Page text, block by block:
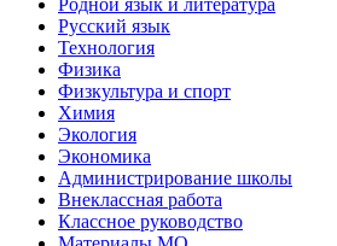
Русский язык
Технология
Физика
Физкультура и спорт
Химия
Экология
Экономика
Администрирование школы
Внеклассная работа
Классное руководство